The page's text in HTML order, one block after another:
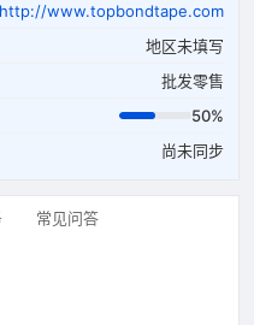
http://www.topbondtape.com
地区未填写
批发零售
50%
尚未同步
常见问答